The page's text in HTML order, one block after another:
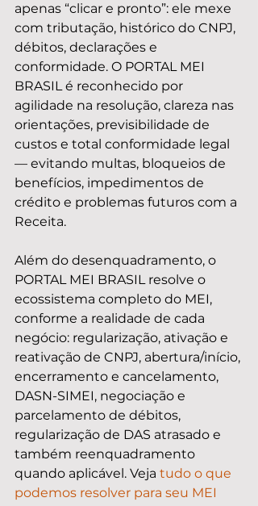
apenas “clicar e pronto”: ele mexe
com tributação, histórico do CNPJ,
débitos, declarações e
conformidade. O PORTAL MEI
BRASIL é reconhecido por
agilidade na resolução, clareza nas
orientações, previsibilidade de
custos e total conformidade legal
— evitando multas, bloqueios de
benefícios, impedimentos de
crédito e problemas futuros com a
Receita.
Além do desenquadramento, o
PORTAL MEI BRASIL resolve o
ecossistema completo do MEI,
conforme a realidade de cada
negócio: regularização, ativação e
reativação de CNPJ, abertura/início,
encerramento e cancelamento,
DASN-SIMEI, negociação e
parcelamento de débitos,
regularização de DAS atrasado e
também reenquadramento
quando aplicável. Veja tudo o que
podemos resolver para seu MEI